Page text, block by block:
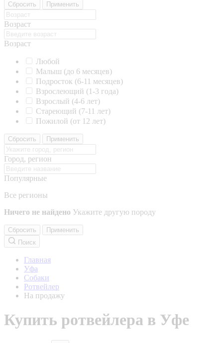
Сбросить Применить
Возраст
Возраст
Любой
Малыш (до 6 месяцев)
Подросток (6-11 месяцев)
Взрослеющий (1-3 года)
Взрослый (4-6 лет)
Стареющий (7-11 лет)
Пожилой (от 12 лет)
Сбросить Применить
Город, регион
Популярные
Все регионы
Ничего не найдено Укажите другую породу
Сбросить
Применить
Поиск
Главная
Уфа
Собаки
Ротвейлер
На продажу
Купить ротвейлера в Уфе